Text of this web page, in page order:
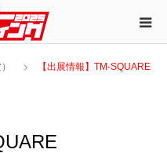
【出展情報】TM-SQUARE